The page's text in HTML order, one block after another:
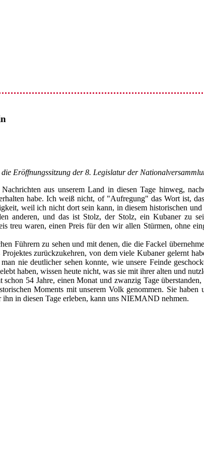
Eröffnungssitzung der 8. Legislatur der
aus unserem Land in diesen Tage hinweg,
habe. Ich weiß nicht, of "Aufregung" das Wort ist,
weil ich nicht dort sein kann, in diesem historischen
anderen, und das ist Stolz, der Stolz, ein Kubaner zu
treu waren, einen Preis für den wir allen Stürmen, ohne
Führern zu sehen und mit denen, die die Fackel
zurückzukehren, von dem viele Kubaner gelernt
nie deutlicher sehen konnte, wie unsere Feinde
haben, wissen heute nicht, was sie mit ihrer alten und
54 Jahre, einen Monat und zwanzig Tage
Moments mit unserem Volk genommen. Sie haben
in diesen Tage erleben, kann uns NIEMAND nehmen.